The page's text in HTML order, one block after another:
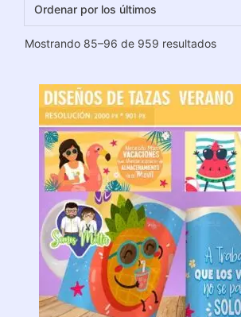
Mostrando 85–96 de 959 resultados